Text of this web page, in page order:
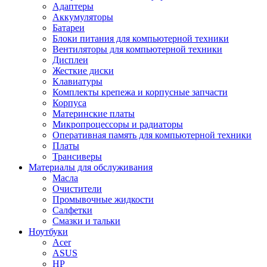
Адаптеры
Аккумуляторы
Батареи
Блоки питания для компьютерной техники
Вентиляторы для компьютерной техники
Дисплеи
Жесткие диски
Клавиатуры
Комплекты крепежа и корпусные запчасти
Корпуса
Материнские платы
Микропроцессоры и радиаторы
Оперативная память для компьютерной техники
Платы
Трансиверы
Материалы для обслуживания
Масла
Очистители
Промывочные жидкости
Салфетки
Смазки и тальки
Ноутбуки
Acer
ASUS
HP